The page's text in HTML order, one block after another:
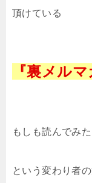
頂けている
『裏メルマ
もしも読んでみた
という変わり者